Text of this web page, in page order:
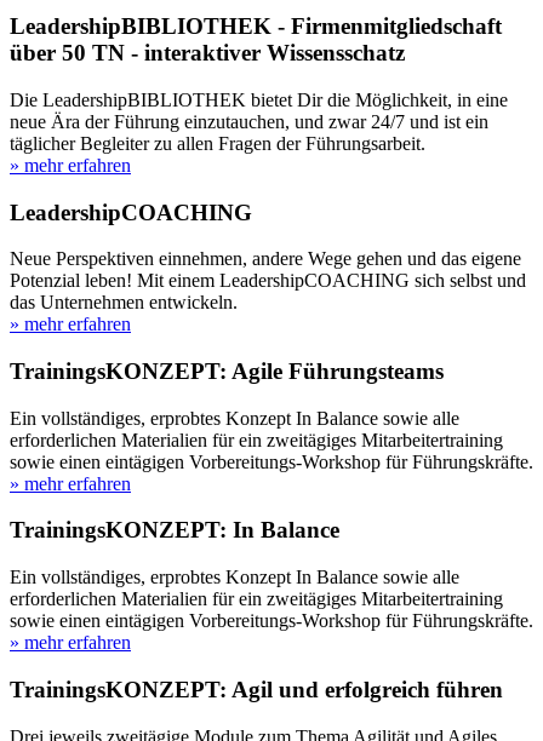
LeadershipBIBLIOTHEK - Firmenmitgliedschaft
über 50 TN - interaktiver Wissensschatz
Die LeadershipBIBLIOTHEK bietet Dir die Möglichkeit, in eine
neue Ära der Führung einzutauchen, und zwar 24/7 und ist ein
täglicher Begleiter zu allen Fragen der Führungsarbeit.
» mehr erfahren
LeadershipCOACHING
Neue Perspektiven einnehmen, andere Wege gehen und das eigene
Potenzial leben! Mit einem LeadershipCOACHING sich selbst und
das Unternehmen entwickeln.
» mehr erfahren
TrainingsKONZEPT: Agile Führungsteams
Ein vollständiges, erprobtes Konzept In Balance sowie alle
erforderlichen Materialien für ein zweitägiges Mitarbeitertraining
sowie einen eintägigen Vorbereitungs-Workshop für Führungskräfte.
» mehr erfahren
TrainingsKONZEPT: In Balance
Ein vollständiges, erprobtes Konzept In Balance sowie alle
erforderlichen Materialien für ein zweitägiges Mitarbeitertraining
sowie einen eintägigen Vorbereitungs-Workshop für Führungskräfte.
» mehr erfahren
TrainingsKONZEPT: Agil und erfolgreich führen
Drei jeweils zweitägige Module zum Thema Agilität und Agiles